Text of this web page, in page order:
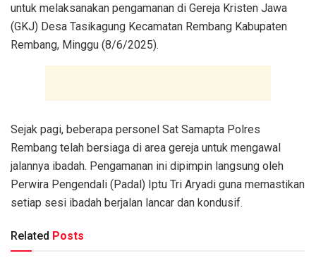
untuk melaksanakan pengamanan di Gereja Kristen Jawa
(GKJ) Desa Tasikagung Kecamatan Rembang Kabupaten
Rembang, Minggu (8/6/2025).
Sejak pagi, beberapa personel Sat Samapta Polres
Rembang telah bersiaga di area gereja untuk mengawal
jalannya ibadah. Pengamanan ini dipimpin langsung oleh
Perwira Pengendali (Padal) Iptu Tri Aryadi guna memastikan
setiap sesi ibadah berjalan lancar dan kondusif.
Related Posts